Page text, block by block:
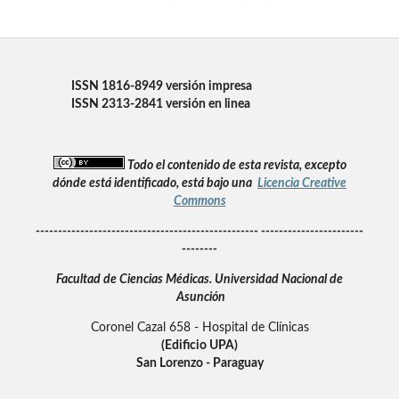
ISSN 1816-8949 versión impresa
ISSN 2313-2841 versión en linea
Todo el contenido de esta revista, excepto
dónde está identificado, está bajo una Licencia Creative
Commons
-------------------------------------------------- -----------------------
--------
Facultad de Ciencias Médicas. Universidad Nacional de
Asunción
Coronel Cazal 658 - Hospital de Clínicas
(Edificio UPA)
San Lorenzo - Paraguay